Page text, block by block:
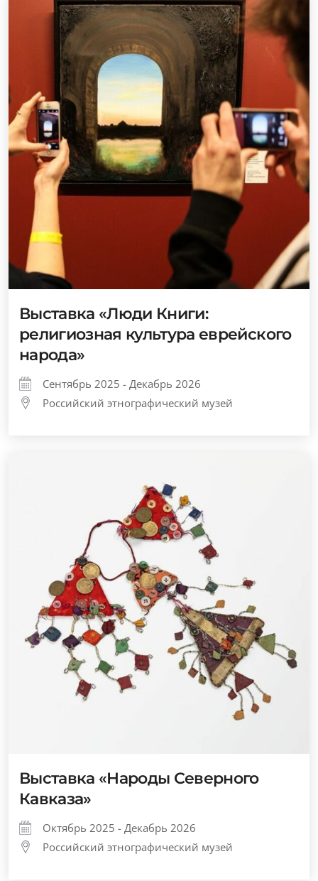
Выставка «Люди Книги:
религиозная культура еврейского
народа»
Сентябрь 2025 - Декабрь 2026
Российский этнографический музей
Выставка «Народы Северного
Кавказа»
Октябрь 2025 - Декабрь 2026
Российский этнографический музей